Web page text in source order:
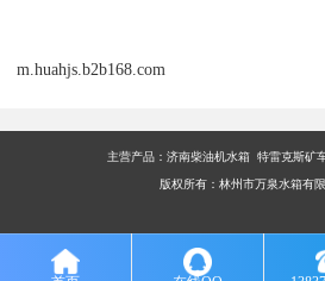
m.huahjs.b2b168.com
主营产品： 济南柴油机水箱 特雷克斯矿
版权所有：林州市万泉水箱有